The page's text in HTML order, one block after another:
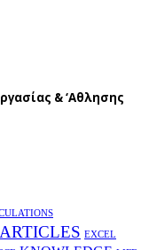
& ‘Aθλησης
EXCEL